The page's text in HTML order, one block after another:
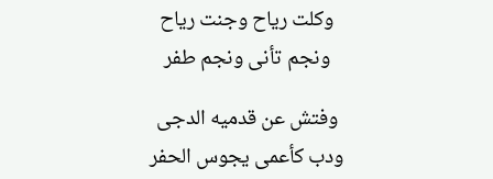
وكلت رياح وجنت رياح
ونجم تأنى ونجم طفر
وفتش عن قدميه الدجى
ودب كأعمى يجوس الحفر